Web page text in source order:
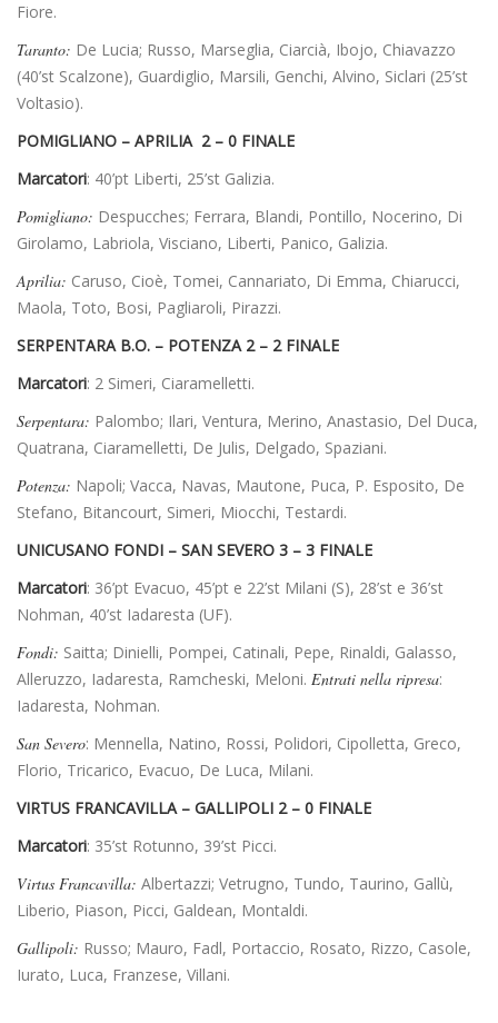
Fiore.
Taranto: De Lucia; Russo, Marseglia, Ciarcià, Ibojo, Chiavazzo
(40’st Scalzone), Guardiglio, Marsili, Genchi, Alvino, Siclari (25’st
Voltasio).
POMIGLIANO – APRILIA 2 – 0 FINALE
Marcatori: 40’pt Liberti, 25’st Galizia.
Pomigliano: Despucches; Ferrara, Blandi, Pontillo, Nocerino, Di
Girolamo, Labriola, Visciano, Liberti, Panico, Galizia.
Aprilia: Caruso, Cioè, Tomei, Cannariato, Di Emma, Chiarucci,
Maola, Toto, Bosi, Pagliaroli, Pirazzi.
SERPENTARA B.O. – POTENZA 2 – 2 FINALE
Marcatori: 2 Simeri, Ciaramelletti.
Serpentara: Palombo; Ilari, Ventura, Merino, Anastasio, Del Duca,
Quatrana, Ciaramelletti, De Julis, Delgado, Spaziani.
Potenza: Napoli; Vacca, Navas, Mautone, Puca, P. Esposito, De
Stefano, Bitancourt, Simeri, Miocchi, Testardi.
UNICUSANO FONDI – SAN SEVERO 3 – 3 FINALE
Marcatori: 36’pt Evacuo, 45’pt e 22’st Milani (S), 28’st e 36’st
Nohman, 40’st Iadaresta (UF).
Fondi: Saitta; Dinielli, Pompei, Catinali, Pepe, Rinaldi, Galasso,
Alleruzzo, Iadaresta, Ramcheski, Meloni. Entrati nella ripresa:
Iadaresta, Nohman.
San Severo: Mennella, Natino, Rossi, Polidori, Cipolletta, Greco,
Florio, Tricarico, Evacuo, De Luca, Milani.
VIRTUS FRANCAVILLA – GALLIPOLI 2 – 0 FINALE
Marcatori: 35’st Rotunno, 39’st Picci.
Virtus Francavilla: Albertazzi; Vetrugno, Tundo, Taurino, Gallù,
Liberio, Piason, Picci, Galdean, Montaldi.
Gallipoli: Russo; Mauro, Fadl, Portaccio, Rosato, Rizzo, Casole,
Iurato, Luca, Franzese, Villani.